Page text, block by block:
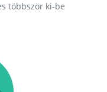
többször ki-be